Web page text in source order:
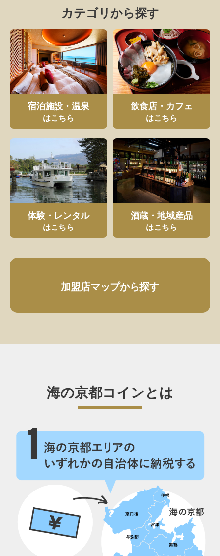
カテゴリから探す
宿泊施設・温泉
はこちら
飲食店・カフェ
はこちら
体験・レンタル
はこちら
酒蔵・地域産品
はこちら
加盟店マップから探す
海の京都コインとは